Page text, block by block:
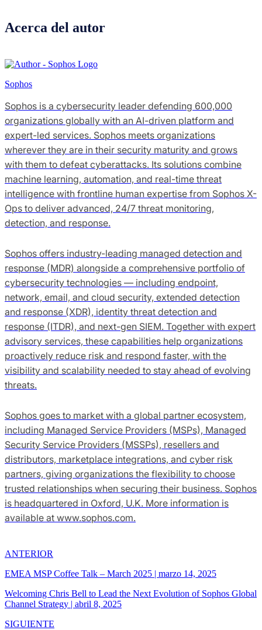
Acerca del autor
Sophos
Sophos is a cybersecurity leader defending 600,000
organizations globally with an AI-driven platform and
expert-led services. Sophos meets organizations
wherever they are in their security maturity and grows
with them to defeat cyberattacks. Its solutions combine
machine learning, automation, and real-time threat
intelligence with frontline human expertise from Sophos X-
Ops to deliver advanced, 24/7 threat monitoring,
detection, and response.
Sophos offers industry-leading managed detection and
response (MDR) alongside a comprehensive portfolio of
cybersecurity technologies — including endpoint,
network, email, and cloud security, extended detection
and response (XDR), identity threat detection and
response (ITDR), and next-gen SIEM. Together with expert
advisory services, these capabilities help organizations
proactively reduce risk and respond faster, with the
visibility and scalability needed to stay ahead of evolving
threats.
Sophos goes to market with a global partner ecosystem,
including Managed Service Providers (MSPs), Managed
Security Service Providers (MSSPs), resellers and
distributors, marketplace integrations, and cyber risk
partners, giving organizations the flexibility to choose
trusted relationships when securing their business. Sophos
is headquartered in Oxford, U.K. More information is
available at www.sophos.com.
ANTERIOR
EMEA MSP Coffee Talk – March 2025 | marzo 14, 2025
Welcoming Chris Bell to Lead the Next Evolution of Sophos Global
Channel Strategy | abril 8, 2025
SIGUIENTE